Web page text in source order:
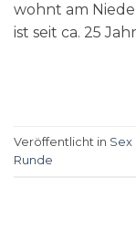
wohnt am
ist seit ca. 25
Veröffentlicht in Sex
Runde